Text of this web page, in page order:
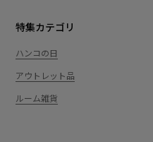
特集カテゴリ
ハンコの日
アウトレット品
ルーム雑貨